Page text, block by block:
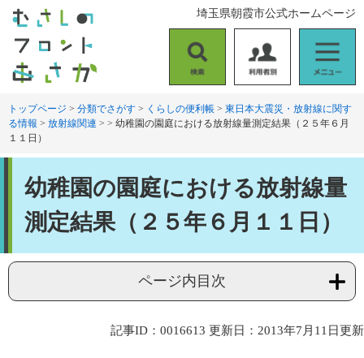
す
。
し
て
索
用
者
別
ニ
ュ
ー
埼玉県朝霞市公式ホームページ
トップページ > 分類でさがす > くらしの便利帳 > 東日本大震災・放射線に関す
る情報 > 放射線関連 > > 幼稚園の園庭における放射線量測定結果（２５年６月
１１日）
幼稚園の園庭における放射線量
測定結果（２５年６月１１日）
ページ内目次
記事ID：0016613 更新日：2013年7月11日更新